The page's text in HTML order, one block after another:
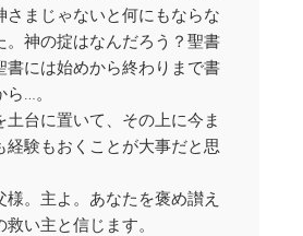
さまじゃないと何にもならな
。神の掟はなんだろう？聖書
書には始めから終わりまで書
…。
土台に置いて、その上に今ま
経験もおくことが大事だと思
。主よ。あなたを褒め讃え
い主と信じます。